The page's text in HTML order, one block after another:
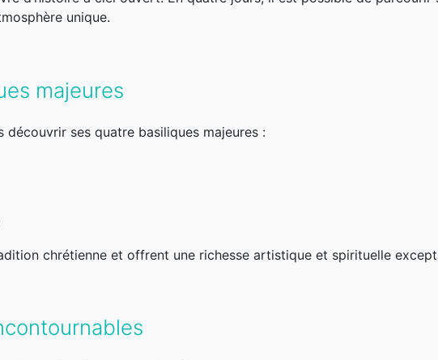
unique.
majeures
découvrir ses quatre basiliques majeures :
chrétienne et offrent une richesse artistique et spirituelle